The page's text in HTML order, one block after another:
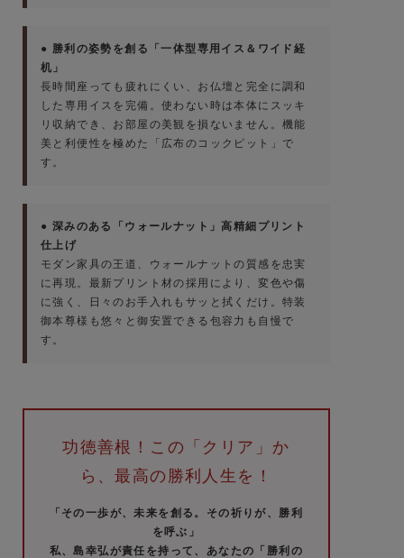
● 勝利の姿勢を創る「一体型専用イス＆ワイド経
机」
長時間座っても疲れにくい、お仏壇と完全に調和
した専用イスを完備。使わない時は本体にスッキ
リ収納でき、お部屋の美観を損ないません。機能
美と利便性を極めた「広布のコックピット」で
す。
● 深みのある「ウォールナット」高精細プリント
仕上げ
モダン家具の王道、ウォールナットの質感を忠実
に再現。最新プリント材の採用により、変色や傷
に強く、日々のお手入れもサッと拭くだけ。特装
御本尊様も悠々と御安置できる包容力も自慢で
す。
功徳善根！この「クリア」か
ら、最高の勝利人生を！
「その一歩が、未来を創る。その祈りが、勝利
を呼ぶ」
私、島幸弘が責任を持って、あなたの「勝利の